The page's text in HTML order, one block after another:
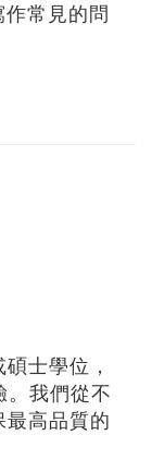
常見的問
士學位，
。我們從不
最高品質的